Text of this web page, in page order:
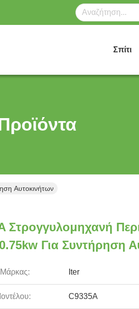
Σπίτι
Αυτοκινήτων
Στρογγυλομηχανή
Για Συντήρηση
Iter
C9335Α